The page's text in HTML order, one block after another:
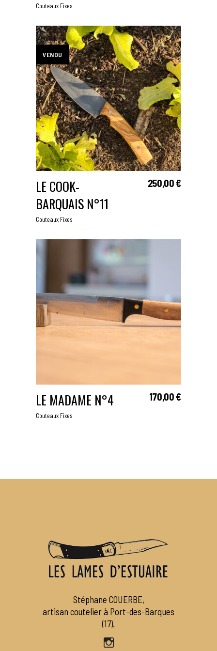
Couteaux Fixes
LE COOK-
BARQUAIS N°11
250,00€
Couteaux Fixes
AJOUTER AU PANIER
LE MADAME N°4 170,00€
Couteaux Fixes
Stéphane COUERBE,
artisan coutelier à Port-des-Barques
(17).